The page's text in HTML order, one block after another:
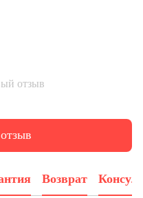
отзыв
Возврат